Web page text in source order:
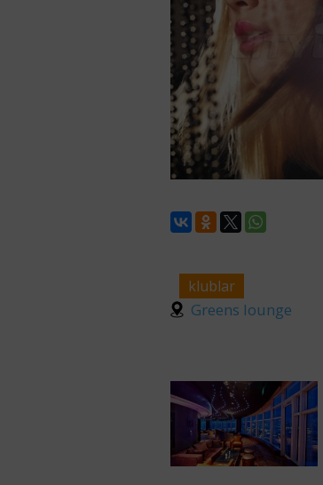
klublar
Greens lounge